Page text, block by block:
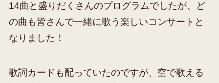
14曲と盛りだくさんのプログラムでしたが、ど
の曲も皆さんで一緒に歌う楽しいコンサートと
なりました！
歌詞カードも配っていたのですが、空で歌える